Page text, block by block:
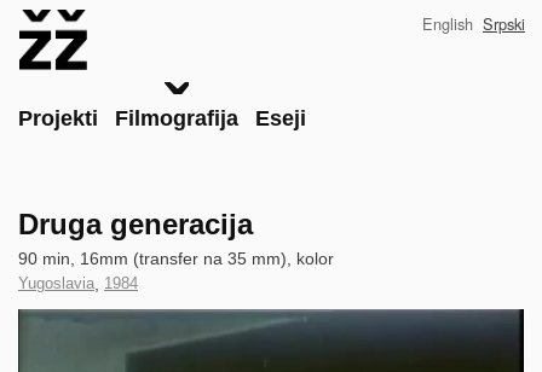
Main
Projekti Filmografija Eseji
English Srpski
Druga generacija
Technical
data
90 min, 16mm (transfer na 35 mm), kolor
Country
of
Yugoslavia, Year
of
1984